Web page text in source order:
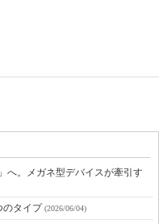
へ。メガネ型デバイスが牽引す
のタイプ(2026/06/04)